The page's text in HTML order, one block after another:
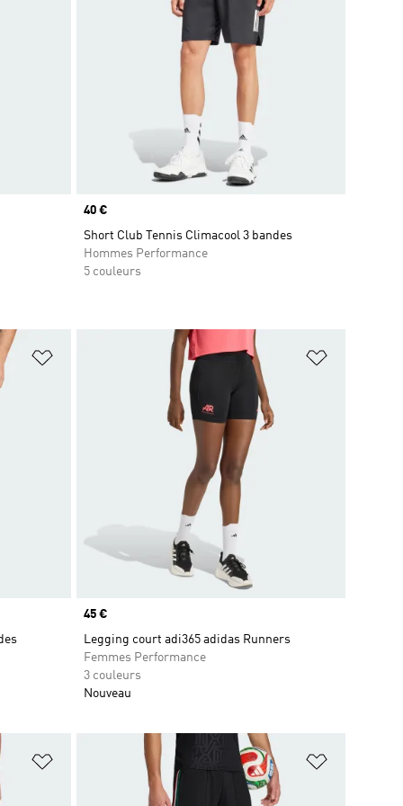
Prix
40 €
Short Club Tennis Climacool 3 bandes
Hommes Performance
5 couleurs
Ajouter à la Liste de produits favoris
Prix
45 €
Legging court adi365 adidas Runners
Femmes Performance
3 couleurs
Nouveau
Ajouter à la Liste de produits favoris